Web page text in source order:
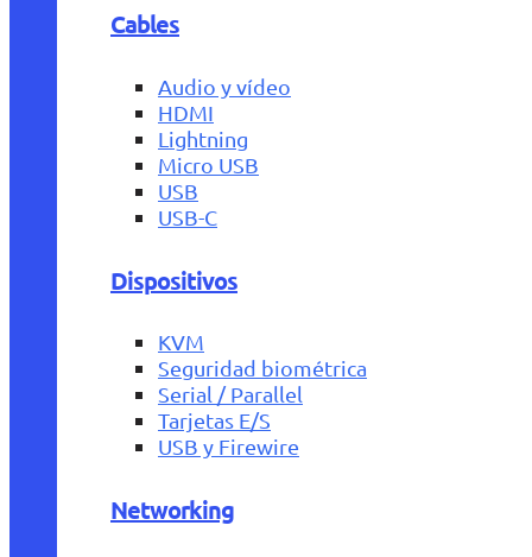
Cables
Audio y vídeo
HDMI
Lightning
Micro USB
USB
USB-C
Dispositivos
KVM
Seguridad biométrica
Serial / Parallel
Tarjetas E/S
USB y Firewire
Networking